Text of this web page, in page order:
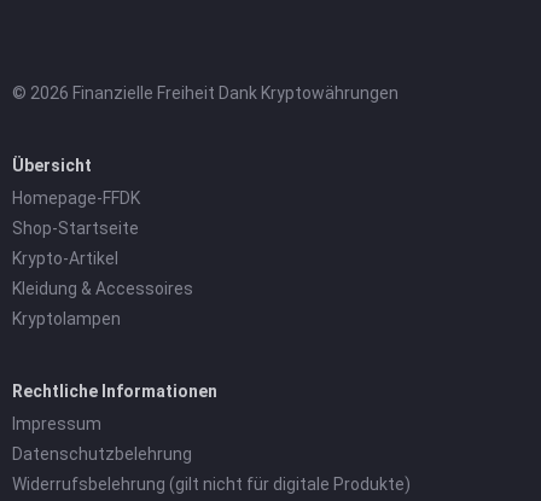
© 2026 Finanzielle Freiheit Dank Kryptowährungen
Übersicht
Homepage-FFDK
Shop-Startseite
Krypto-Artikel
Kleidung & Accessoires
Kryptolampen
Rechtliche Informationen
Impressum
Datenschutzbelehrung
Widerrufsbelehrung (gilt nicht für digitale Produkte)